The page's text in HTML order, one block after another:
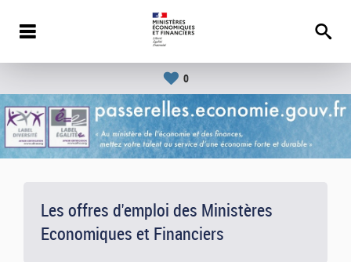
0
Les offres d'emploi des Ministères
Economiques et Financiers